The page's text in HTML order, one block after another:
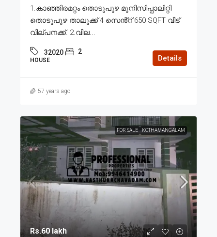
1.കാഞ്ഞിരമറ്റം തൊടുപുഴ മുനിസിപ്പാലിറ്റി
തൊടുപുഴ താലൂക്ക് 4 സെൻ്റ് 650 SQFT വീട്
വില്പനക്ക്. 2.വില...
32020 2
HOUSE Details
57 years ago
FOR SALE KOTHAMANGALAM
Rs.60 lakh